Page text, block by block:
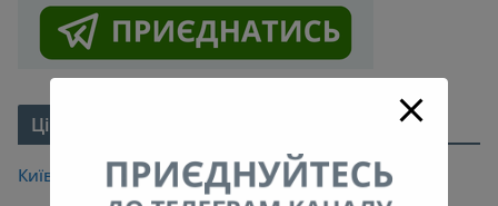
Цікаве про Київ
Київські легенди